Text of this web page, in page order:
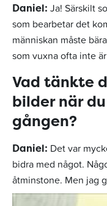
Daniel: Ja! Särskilt
som bearbetar det
människan måste
som vuxna ofta inte
Vad tänkte
bilder när
gången?
Daniel: Det var
bidra med något.
åtminstone. Men jag